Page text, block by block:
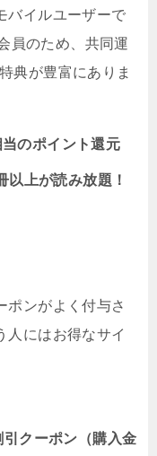
バイルユーザーで
員のため、共同運
典が豊富にありま
のポイント還元
上が読み放題！
ポンがよく付与さ
人にはお得なサイ
クーポン（購入金